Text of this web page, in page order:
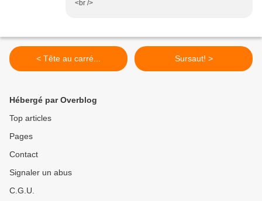
<br />
< Tête au carré... Sursaut! >
Hébergé par Overblog
Top articles
Pages
Contact
Signaler un abus
C.G.U.